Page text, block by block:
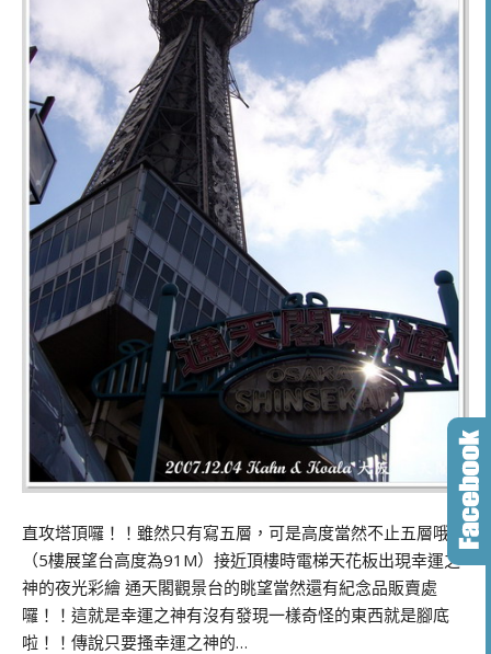
直攻塔頂囉！！雖然只有寫五層，可是高度當然不止五層哦！
（5樓展望台高度為91M）接近頂樓時電梯天花板出現幸運之
神的夜光彩繪 通天閣觀景台的眺望當然還有紀念品販賣處
囉！！這就是幸運之神有沒有發現一樣奇怪的東西就是腳底
啦！！傳說只要搔幸運之神的…